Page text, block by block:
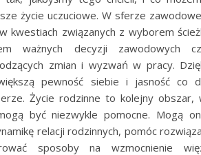
życie uczuciowe. W sferze
kwestiach związanych z wyborem
ważnych decyzji zawodowych
zmian i wyzwań w pracy.
pewność siebie i jasność co
Życie rodzinne to kolejny obszar,
być niezwykle pomocne. Mogą
relacji rodzinnych, pomóc
sposoby na wzmocnienie